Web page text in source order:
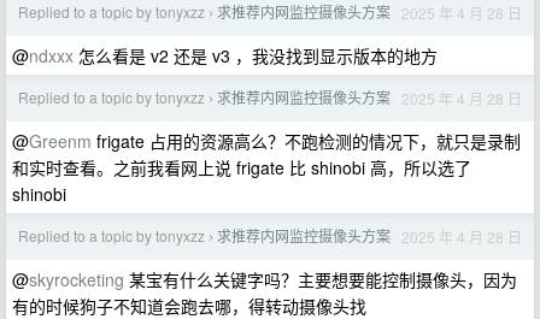
Replied to a topic by tonyxzz › 求推荐内网监控摄像头方案 2025 年 4 月 28 日
@ndxxx 怎么看是 v2 还是 v3 ，我没找到显示版本的地方
Replied to a topic by tonyxzz › 求推荐内网监控摄像头方案 2025 年 4 月 28 日
@Greenm frigate 占用的资源高么？不跑检测的情况下，就只是录制
和实时查看。之前我看网上说 frigate 比 shinobi 高，所以选了
shinobi
Replied to a topic by tonyxzz › 求推荐内网监控摄像头方案 2025 年 4 月 28 日
@skyrocketing 某宝有什么关键字吗？主要想要能控制摄像头，因为
有的时候狗子不知道会跑去哪，得转动摄像头找